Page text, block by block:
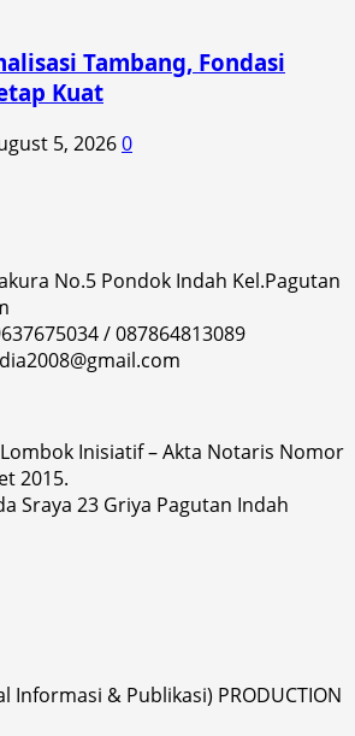
Tambang, Fondasi
Kuat
5, 20260
No.5 Pondok Indah Kel.Pagutan
/ 087864813089
Inisiatif – Akta Notaris Nomor
2015.
Sraya 23 Griya Pagutan Indah
Informasi & Publikasi) PRODUCTION